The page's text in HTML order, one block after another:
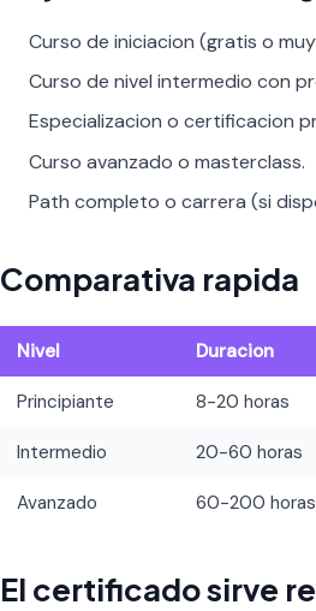
Curso de iniciacion (gratis o
Curso de nivel intermedio con
Especializacion o certificacion
Curso avanzado o masterclass.
Path completo o carrera (si
Comparativa rapida
Nivel Duracion
Principiante 8-20 horas
Intermedio 20-60 horas
Avanzado 60-200 horas
El certificado sirve